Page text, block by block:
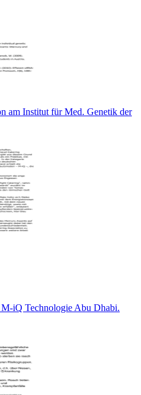
am Institut für Med. Genetik der
iQ Technologie Abu Dhabi.